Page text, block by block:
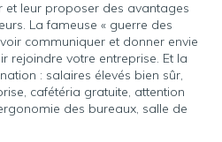
et leur proposer des avantages
La fameuse « guerre des
communiquer et donner envie
rejoindre votre entreprise. Et la
: salaires élevés bien sûr,
cafétéria gratuite, attention
des bureaux, salle de